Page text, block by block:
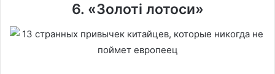
6. «Золоті лотоси»